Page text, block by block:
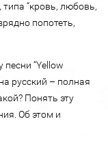
“кровь, любовь,
попотеть,
“Yellow
русский – полная
Понять эту
Об этом и